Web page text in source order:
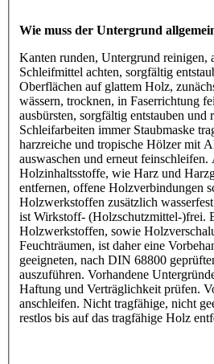
Wie muss der Untergrund
Kanten runden, Untergrund reinigen,
Schleifmittel achten, sorgfältig
Oberflächen auf glattem Holz,
wässern, trocknen, in Faserrichtung
ausbürsten, sorgfältig entstauben und
Schleifarbeiten immer Staubmaske
harzreiche und tropische Hölzer mit
auswaschen und erneut feinschleifen.
Holzinhaltsstoffe, wie Harz und
entfernen, offene Holzverbindungen
Holzwerkstoffen zusätzlich
ist Wirkstoff- (Holzschutzmittel-)frei.
Holzwerkstoffen, sowie
Feuchträumen, ist daher eine
geeigneten, nach DIN 68800
auszuführen. Vorhandene
Haftung und Verträglichkeit prüfen.
anschleifen. Nicht tragfähige, nicht
restlos bis auf das tragfähige Holz